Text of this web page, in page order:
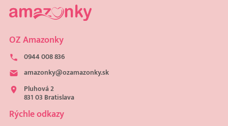
OZ Amazonky
0944 008 836
amazonky@ozamazonky.sk
Pluhová 2
831 03 Bratislava
Rýchle odkazy